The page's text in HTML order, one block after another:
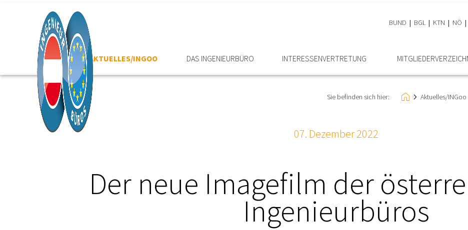
BUND BGL KTN NÖ
HOME AKTUELLES/INGOO DAS INGENIEURBÜRO INTERESSEN­VERTRETUNG
Sie befinden sich hier: Aktuelles/INGoo
07. Dezember 2022
Der neue Imagefilm der
Ingenieurbüros